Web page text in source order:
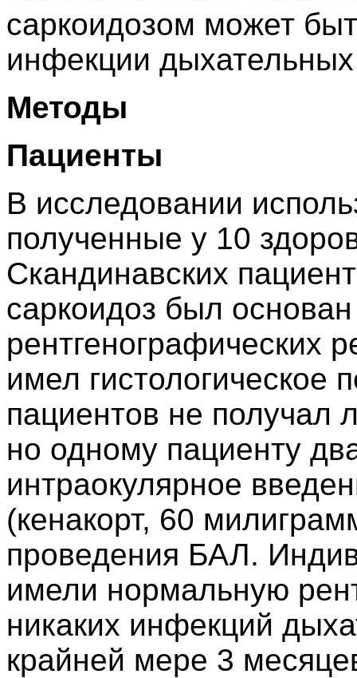
саркоидозом может
инфекции
Методы
Пациенты
В исследовании
полученные у 10
Скандинавских
саркоидоз был
рентгенографических
имел гистологическое
пациентов не получал
но одному пациенту
интраокулярное
(кенакорт, 60
проведения БАЛ.
имели нормальную
никаких инфекций
крайней мере 3